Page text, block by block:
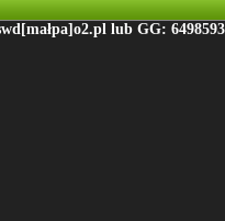
lub GG: 6498593